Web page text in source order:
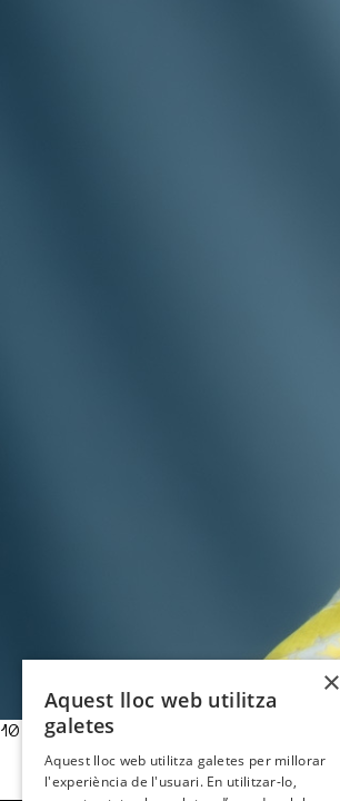
10 Juliol - Pati dels Tarongers, Lloret
×
Aquest lloc web utilitza
galetes
Aquest lloc web utilitza galetes per millorar
l'experiència de l'usuari. En utilitzar-lo,